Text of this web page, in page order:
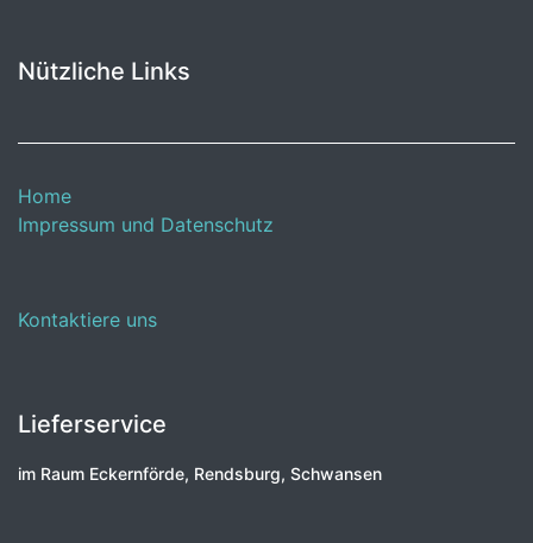
Nützliche Links
Home
Impressum und Datenschutz
Kontaktiere uns
Lieferservice
im Raum Eckernförde, Rendsburg, Schwansen